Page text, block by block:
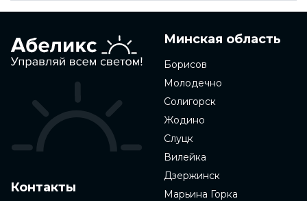
Контакты
Минская область
Борисов
Молодечно
Солигорск
Жодино
Слуцк
Вилейка
Дзержинск
Марьина Горка